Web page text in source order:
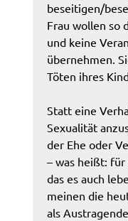
beseitigen/
Frau wollen so
und keine
übernehmen.
Töten ihres
Statt eine
Sexualität
der Ehe oder
– was heißt: für
das es auch
meinen die
als